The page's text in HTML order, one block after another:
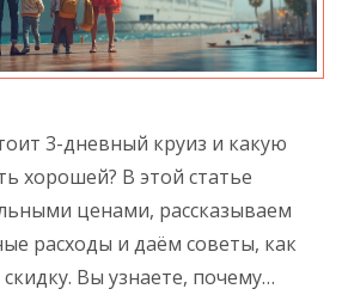
3-дневный круиз и какую
хорошей? В этой статье
ценами, рассказываем
расходы и даём советы, как
Вы узнаете, почему